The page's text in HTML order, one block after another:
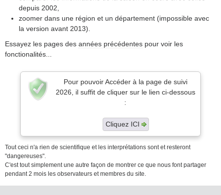
depuis 2002,
zoomer dans une région et un département (impossible avec
la version avant 2013).
Essayez les pages des années précédentes pour voir les
fonctionalités...
Pour pouvoir Accéder à la page de suivi
2026, il suffit de cliquer sur le lien ci-dessous
:
Cliquez ICI
Tout ceci n'a rien de scientifique et les interprétations sont et resteront
"dangereuses".
C'est tout simplement une autre façon de montrer ce que nous font partager
pendant 2 mois les observateurs et membres du site.